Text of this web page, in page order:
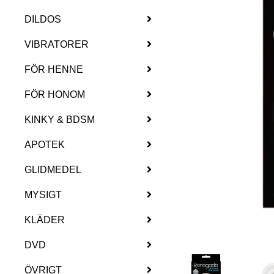
DILDOS
VIBRATORER
FÖR HENNE
FÖR HONOM
KINKY & BDSM
APOTEK
GLIDMEDEL
MYSIGT
KLÄDER
DVD
ÖVRIGT